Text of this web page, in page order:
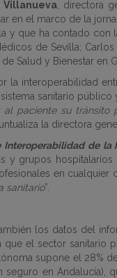
Villanueva , directora
en el marco de la
y que ha contado con
de Sevilla;
Salud y Bienestar en
la interoperabilidad
sanitario
paciente su
la directora
Interoperabilidad de
y grupos
en cualquier
sanitario”.
los datos del
que el sector
supone el 28%
seguro en